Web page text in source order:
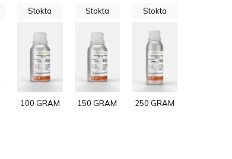
Stokta
100 GRAM
Stokta
150 GRAM
Stokta
250 GRAM